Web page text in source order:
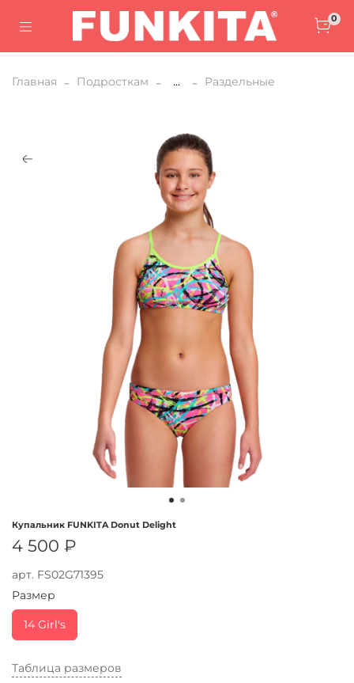
0
Главная Подросткам ... Раздельные
арт. FS02G71395
Купальник FUNKITA Donut Delight
4 500 ₽
Таблица размеров
Размер
14 Girl's